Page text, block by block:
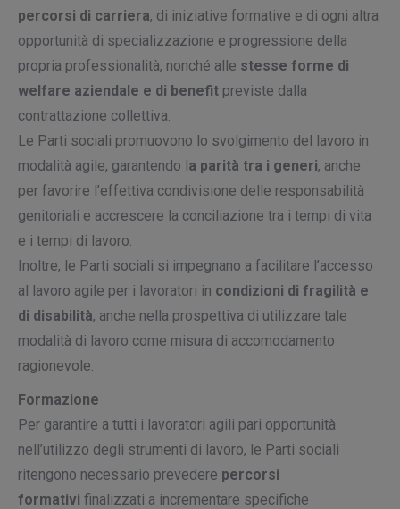
percorsi di carriera, di iniziative formative e di ogni altra
opportunità di specializzazione e progressione della
propria professionalità, nonché alle stesse forme di
welfare aziendale e di benefit previste dalla
contrattazione collettiva.
Le Parti sociali promuovono lo svolgimento del lavoro in
modalità agile, garantendo la parità tra i generi, anche
per favorire l’effettiva condivisione delle responsabilità
genitoriali e accrescere la conciliazione tra i tempi di vita
e i tempi di lavoro.
Inoltre, le Parti sociali si impegnano a facilitare l’accesso
al lavoro agile per i lavoratori in condizioni di fragilità e
di disabilità, anche nella prospettiva di utilizzare tale
modalità di lavoro come misura di accomodamento
ragionevole.
Formazione
Per garantire a tutti i lavoratori agili pari opportunità
nell’utilizzo degli strumenti di lavoro, le Parti sociali
ritengono necessario prevedere percorsi
formativi finalizzati a incrementare specifiche